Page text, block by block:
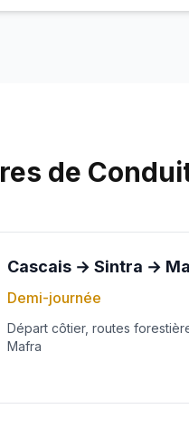
de
Cascais → Sintra →
Demi-journée
Départ côtier, routes
Mafra